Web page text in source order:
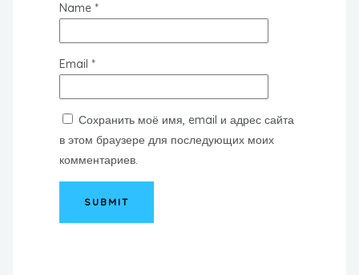
Name *
Email *
Сохранить моё имя, email и адрес сайта
в этом браузере для последующих моих
комментариев.